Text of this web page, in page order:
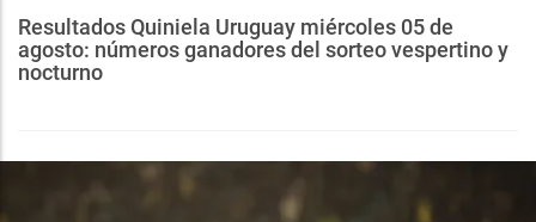
Resultados Quiniela Uruguay miércoles 05 de
agosto: números ganadores del sorteo vespertino y
nocturno